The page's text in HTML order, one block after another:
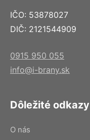
IČO: 53878027
DIČ: 2121544909
0915 950 055
info@i-brany.sk
Dôležité odkazy
O nás